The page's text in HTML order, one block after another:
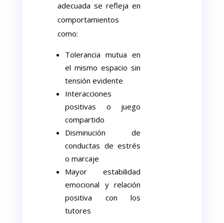
adecuada se refleja en
comportamientos
como:
Tolerancia mutua en
el mismo espacio sin
tensión evidente
Interacciones
positivas o juego
compartido
Disminución de
conductas de estrés
o marcaje
Mayor estabilidad
emocional y relación
positiva con los
tutores